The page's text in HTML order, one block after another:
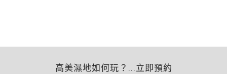
高美濕地如何玩？...立即預約